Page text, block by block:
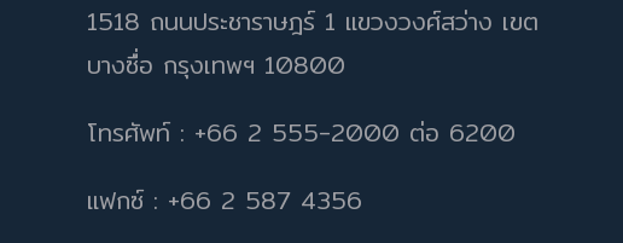
1518 ถนนประชาราษฎร์ 1 แขวงวงศ์สว่าง เขต
บางซื่อ กรุงเทพฯ 10800
โทรศัพท์ : +66 2 555-2000 ต่อ 6200
แฟกซ์ : +66 2 587 4356